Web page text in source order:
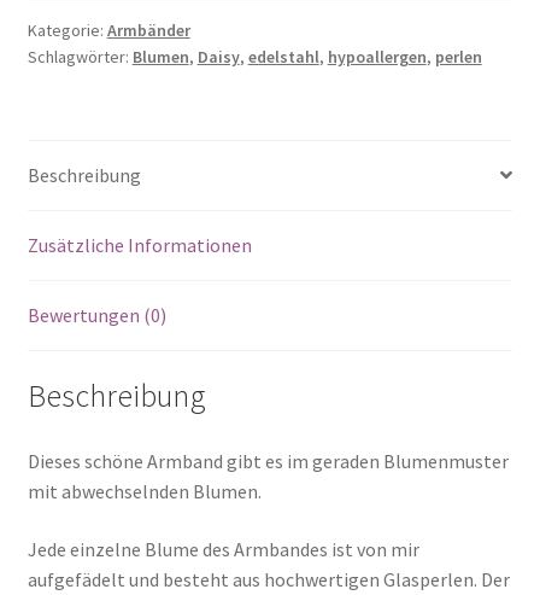
Kategorie: Armbänder
Schlagwörter: Blumen, Daisy, edelstahl, hypoallergen, perlen
Beschreibung
Zusätzliche Informationen
Bewertungen (0)
Beschreibung
Dieses schöne Armband gibt es im geraden Blumenmuster
mit abwechselnden Blumen.
Jede einzelne Blume des Armbandes ist von mir
aufgefädelt und besteht aus hochwertigen Glasperlen. Der